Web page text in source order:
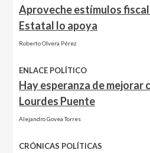
Aproveche estímulos
Estatal lo apoya
Roberto Olvera Pérez
ENLACE POLÍTICO
Hay esperanza de mejorar
Lourdes Puente
Alejandro Govea Torres
CRÓNICAS POLÍTICAS